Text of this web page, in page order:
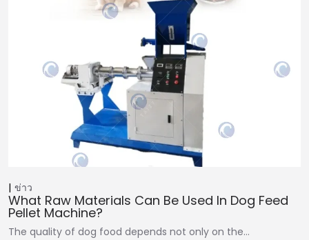
ข่าว
What Raw Materials Can Be Used In Dog Feed
Pellet Machine?
The quality of dog food depends not only on the…